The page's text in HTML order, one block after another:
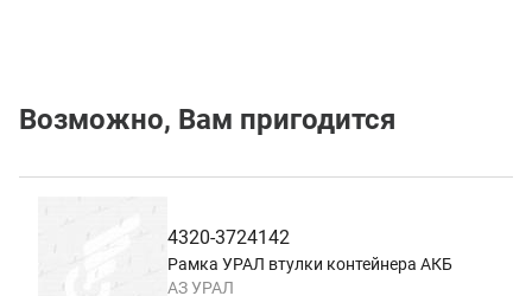
Возможно, Вам пригодится
4320-3724142
Рамка УРАЛ втулки контейнера АКБ
АЗ УРАЛ